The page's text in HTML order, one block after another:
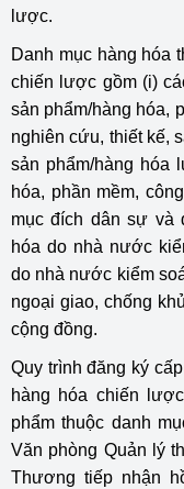
lược.
Danh mục hàng hóa
chiến lược gồm (i)
sản phẩm/hàng hóa,
nghiên cứu, thiết kế,
sản phẩm/hàng hóa
hóa, phần mềm,
mục đích dân sự và
hóa do nhà nước
do nhà nước kiểm
ngoại giao, chống
cộng đồng.
Quy trình đăng ký
hàng hóa chiến
phẩm thuộc danh
Văn phòng Quản lý
Thương tiếp nhận